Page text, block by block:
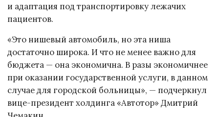
и адаптация под транспортировку лежачих
пациентов.
«Это нишевый автомобиль, но эта ниша
достаточно широка. И что не менее важно для
бюджета — она экономична. В разы экономичнее
при оказании государственной услуги, в данном
случае для городской больницы», — подчеркнул
вице-президент холдинга «Автотор» Дмитрий